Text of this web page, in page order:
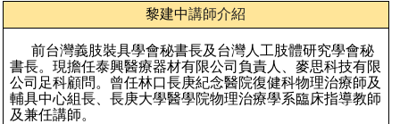
黎建中講師介紹
前台灣義肢裝具學會秘書長及台灣人工肢體研究學會秘
書長。現擔任泰興醫療器材有限公司負責人、麥思科技有限
公司足科顧問。曾任林口長庚紀念醫院復健科物理治療師及
輔具中心組長、長庚大學醫學院物理治療學系臨床指導教師
及兼任講師。